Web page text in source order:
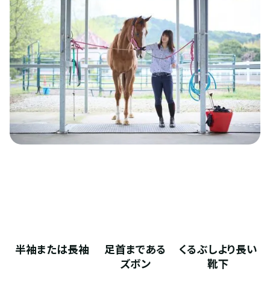
半袖または長袖
足首まである
ズボン
くるぶしより長い
靴下